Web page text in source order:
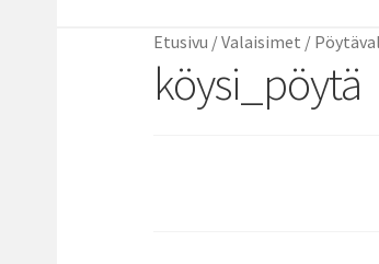
Etusivu /Valaisimet /
köysi_pöytä